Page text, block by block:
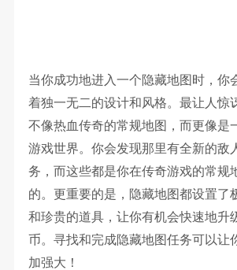
当你成功地进入一个隐藏地图时，你
着独一无二的设计和风格。最让人惊
不像热血传奇的常规地图，而更像是
游戏世界。你会发现那里有全新的敌
务，而这些都是你在传奇游戏的常规
的。更重要的是，隐藏地图都设置了
和珍贵的道具，让你有机会快速地升
币。寻找和完成隐藏地图任务可以让
加强大！